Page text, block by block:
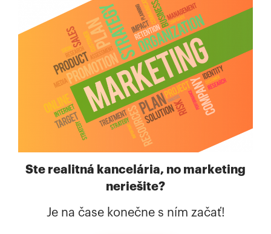
Ste realitná kancelária, no marketing
neriešite?
Je na čase konečne s ním začať!